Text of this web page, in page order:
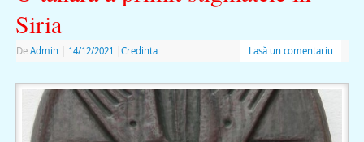
Siria
De Admin 14/12/2021 Credinta Lasă un comentariu